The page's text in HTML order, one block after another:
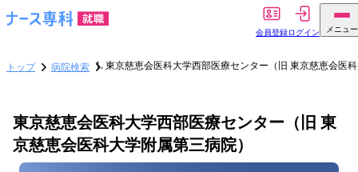
会員登録ログイン メニュー
トップ 病院検索 東京慈恵会医科大学西部医療センター（旧 東京慈恵会医
東京慈恵会医科大学西部医療センター（旧 東
京慈恵会医科大学附属第三病院）